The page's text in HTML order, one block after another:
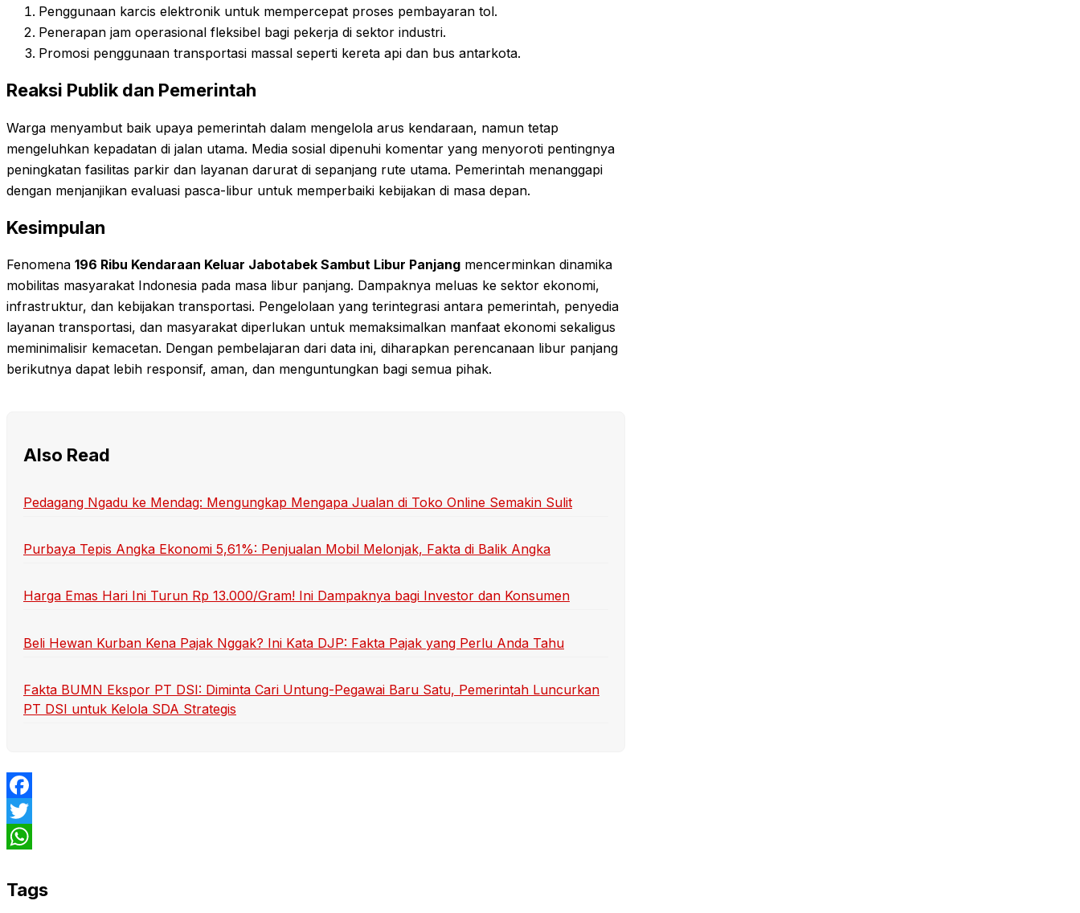
Penggunaan karcis elektronik untuk mempercepat proses pembayaran tol.
Penerapan jam operasional fleksibel bagi pekerja di sektor industri.
Promosi penggunaan transportasi massal seperti kereta api dan bus antarkota.
Reaksi Publik dan Pemerintah
Warga menyambut baik upaya pemerintah dalam mengelola arus kendaraan, namun tetap
mengeluhkan kepadatan di jalan utama. Media sosial dipenuhi komentar yang menyoroti pentingnya
peningkatan fasilitas parkir dan layanan darurat di sepanjang rute utama. Pemerintah menanggapi
dengan menjanjikan evaluasi pasca-libur untuk memperbaiki kebijakan di masa depan.
Kesimpulan
Fenomena 196 Ribu Kendaraan Keluar Jabotabek Sambut Libur Panjang mencerminkan dinamika
mobilitas masyarakat Indonesia pada masa libur panjang. Dampaknya meluas ke sektor ekonomi,
infrastruktur, dan kebijakan transportasi. Pengelolaan yang terintegrasi antara pemerintah, penyedia
layanan transportasi, dan masyarakat diperlukan untuk memaksimalkan manfaat ekonomi sekaligus
meminimalisir kemacetan. Dengan pembelajaran dari data ini, diharapkan perencanaan libur panjang
berikutnya dapat lebih responsif, aman, dan menguntungkan bagi semua pihak.
Also Read
Pedagang Ngadu ke Mendag: Mengungkap Mengapa Jualan di Toko Online Semakin Sulit
Purbaya Tepis Angka Ekonomi 5,61%: Penjualan Mobil Melonjak, Fakta di Balik Angka
Harga Emas Hari Ini Turun Rp 13.000/Gram! Ini Dampaknya bagi Investor dan Konsumen
Beli Hewan Kurban Kena Pajak Nggak? Ini Kata DJP: Fakta Pajak yang Perlu Anda Tahu
Fakta BUMN Ekspor PT DSI: Diminta Cari Untung-Pegawai Baru Satu, Pemerintah Luncurkan
PT DSI untuk Kelola SDA Strategis
Facebook
Twitter
Tags